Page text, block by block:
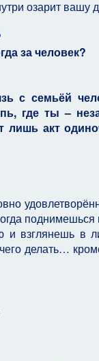
озарит вашу
за человек?
с семьёй
где ты –
лишь акт
взглянешь в
делать…